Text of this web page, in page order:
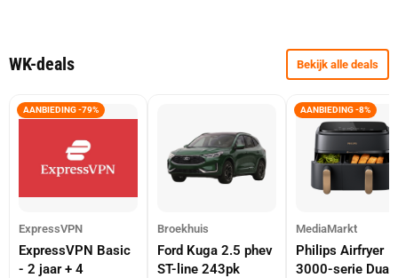
WK-deals Bekijk alle deals
AANBIEDING -79%
ExpressVPN
ExpressVPN Basic
- 2 jaar + 4
Broekhuis
Ford Kuga 2.5 phev
ST-line 243pk
AANBIEDING -8%
MediaMarkt
Philips Airfryer
3000-serie Dual